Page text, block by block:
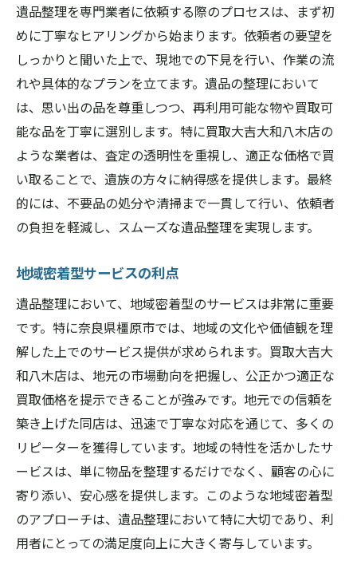
成功する遺品整理の具体例
橿原市での遺品整理が地域に密着したサービス
を提供する理由
地域密着型サービスの強み
地元の事情を理解した対応
地域との信頼関係の構築
地域社会への貢献を考えた遺品整理
橿原市特有のサービスニーズ
信頼できる地元業者の選び方
とは
信頼性の高い業者の特徴
透明性のある査定プロセス
顧客に寄り添う丁寧な対応
橿原市内での実績と評判
適正価格での買取サービス
安心して任せられる遺品整理
思い出を尊重する橿原市の遺品整理の魅力
思い出を守るための配慮
遺品整理における心のケア
大切な品を丁寧に扱うプロの技
遺品整理を専門業者に依頼する際のプロセスは、まず初
めに丁寧なヒアリングから始まります。依頼者の要望を
しっかりと聞いた上で、現地での下見を行い、作業の流
れや具体的なプランを立てます。遺品の整理において
は、思い出の品を尊重しつつ、再利用可能な物や買取可
能な品を丁寧に選別します。特に買取大吉大和八木店の
ような業者は、査定の透明性を重視し、適正な価格で買
い取ることで、遺族の方々に納得感を提供します。最終
的には、不要品の処分や清掃まで一貫して行い、依頼者
の負担を軽減し、スムーズな遺品整理を実現します。
地域密着型サービスの利点
遺品整理において、地域密着型のサービスは非常に重要
です。特に奈良県橿原市では、地域の文化や価値観を理
解した上でのサービス提供が求められます。買取大吉大
和八木店は、地元の市場動向を把握し、公正かつ適正な
買取価格を提示できることが強みです。地元での信頼を
築き上げた同店は、迅速で丁寧な対応を通じて、多くの
リピーターを獲得しています。地域の特性を活かしたサ
ービスは、単に物品を整理するだけでなく、顧客の心に
寄り添い、安心感を提供します。このような地域密着型
のアプローチは、遺品整理において特に大切であり、利
用者にとっての満足度向上に大きく寄与しています。